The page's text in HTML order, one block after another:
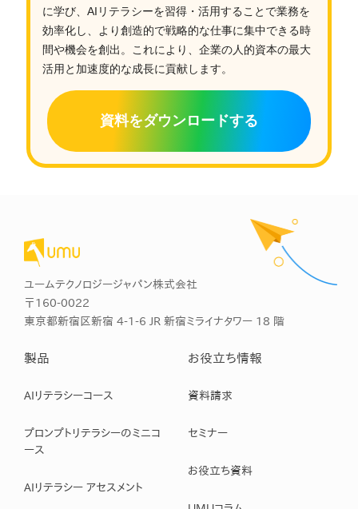
に学び、AIリテラシーを習得・活用することで業務を
効率化し、より創造的で戦略的な仕事に集中できる時
間や機会を創出。これにより、企業の人的資本の最大
活用と加速度的な成長に貢献します。
資料をダウンロードする
ユームテクノロジージャパン株式会社
〒160-0022
東京都新宿区新宿 4-1-6 JR 新宿ミライナタワー 18 階
製品
AIリテラシーコース
プロンプトリテラシーのミニコ
ース
AIリテラシー アセスメント
お役立ち情報
資料請求
セミナー
お役立ち資料